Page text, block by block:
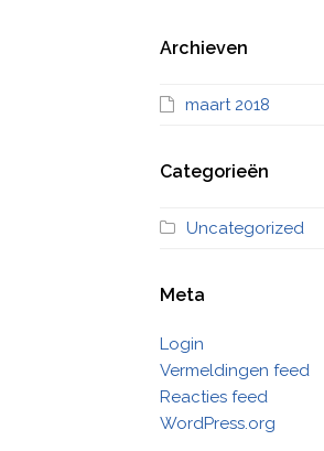
Archieven
maart 2018
Categorieën
Uncategorized
Meta
Login
Vermeldingen feed
Reacties feed
WordPress.org